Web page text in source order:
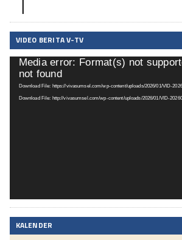
VIDEO BERITA V-TV
Pemutar
Video
Media error: Format(s) not
not found
Download File: https://vivasumsel.com/wp-content/uploads/2026/01/VID-
Download File: http://vivasumsel.com/wp-content/uploads/2026/01/VID-
KALENDER